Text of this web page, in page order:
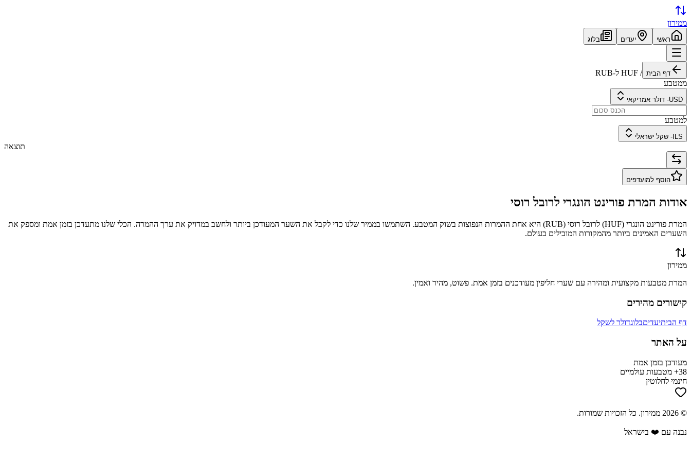
ממירון
ראשי יעדים בלוג
דף הבית /
HUF ל-RUB
ממטבע
USD
- דולר אמריקאי
למטבע
ILS
- שקל ישראלי
תוצאה
הוסף למועדפים
אודות המרת פורינט הונגרי לרובל רוסי
המרת פורינט הונגרי (
HUF) לרובל רוסי (
RUB) היא אחת ההמרות הנפוצות בשוק המטבע. השתמשו בממיר שלנו כדי לקבל את השער המעודכן ביותר ולחשב במדויק את ערך ההמרה. הכלי שלנו מתעדכן בזמן אמת ומספק את
השערים האמינים ביותר מהמקורות המובילים בעולם.
ממירון
המרת מטבעות מקצועית ומהירה עם שערי חליפין מעודכנים בזמן אמת. פשוט, מהיר ואמין.
קישורים מהירים
דף הביתיעדיםבלוגדולר לשקל
על האתר
מעודכן בזמן אמת
38+ מטבעות עולמיים
חינמי לחלוטין
©
2026 ממירון. כל הזכויות שמורות.
נבנה עם ❤️ בישראל